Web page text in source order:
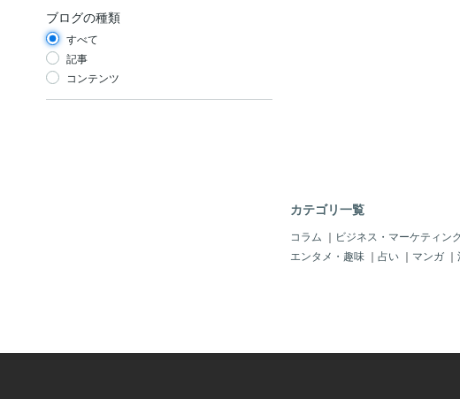
ブログの種類
すべて
記事
コンテンツ
ゃ。まるで、「犯人が親の様に演技
てじゃ。（＾＾；中国では「大のオ
ナ」が無理やり「誘拐される」と
は普通の風景じゃ。そう、「強引に
で、一人を拉致（らち）」なんて
カテゴリ一覧
コラム ｜ ビジネス・マーケティン
エンタメ・趣味 ｜ 占い ｜ マンガ ｜